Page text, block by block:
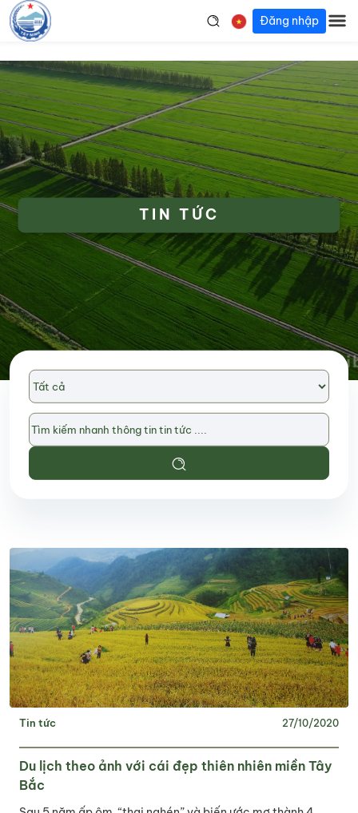
Đăng nhập
TIN TỨC
Tin tức 27/10/2020
Du lịch theo ảnh với cái đẹp thiên nhiên miền Tây
Bắc